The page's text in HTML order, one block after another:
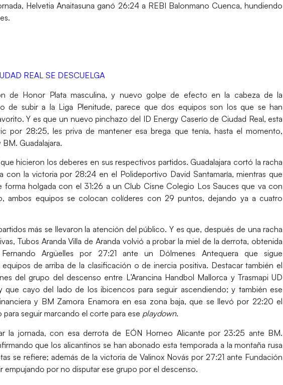
Helvetia Anaitasuna ganó 26:24 a REBI Balonmano Cuenca, hundiendo
REAL SE DESCUELGA
de Honor Plata masculina, y nuevo golpe de efecto en la cabeza de la
de subir a la Liga Plenitude, parece que dos equipos son los que se han
Y es que un nuevo pinchazo del ID Energy Caserío de Ciudad Real, esta
por 28:25, les priva de mantener esa brega que tenía, hasta el momento,
BM. Guadalajara.
hicieron los deberes en sus respectivos partidos.Guadalajara cortó la racha
con la victoria por 28:24 en el Polideportivo David Santamaría, mientras que
forma holgada con el 31:26 a unClub Cisne Colegio Los Sauces que va con
ambos equipos se colocan colíderes con 29 puntos, dejando ya a cuatro
más se llevaron la atención del público. Y es que, después de una racha
Tubos Aranda Villa de Aranda volvió a probar la miel de la derrota, obtenida
Argüelles por 27:21 ante un Dólmenes Antequera que sigue
de arriba de la clasificación o de inercia positiva. Destacar también el
del grupo del descenso entre L’Arancina Handbol Mallorca y Trasmapi UD
que cayo del lado de los ibicencos para seguir ascendiendo; y también ese
y BM Zamora Enamora en esa zona baja, que se llevó por 22:20 el
para seguir marcando el corte para ese playdown.
la jornada, con esa derrota de EÓN Horneo Alicante por 23:25 ante BM.
que los alicantinos se han abonado esta temporada a la montaña rusa
se refiere; además de la victoria deValinox Nováspor 27:21 ante Fundación
empujando por no disputar ese grupo por el descenso.